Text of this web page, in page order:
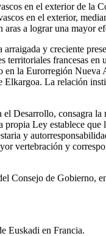
en el exterior de la
en el exterior,
a lograr una mayor
y creciente
territoriales francesas
en la Eurorregión
La relación
Desarrollo, consagra
Ley establece
y
vertebración y
de Gobierno,
Euskadi en Francia.